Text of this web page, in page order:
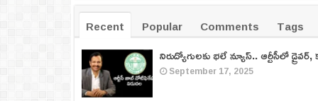
Recent Popular Comments
Tags
నిరుద్యోగులకు భలే న్యూస్.. ఆర్టీసీలో
September 17, 2025